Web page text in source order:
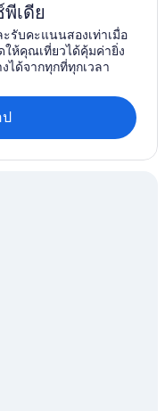
เดีย
รับคะแนนสองเท่าเมื่อ
ห้คุณเที่ยวได้คุ้มค่ายิ่ง
ได้จากทุกที่ทุกเวลา
ป